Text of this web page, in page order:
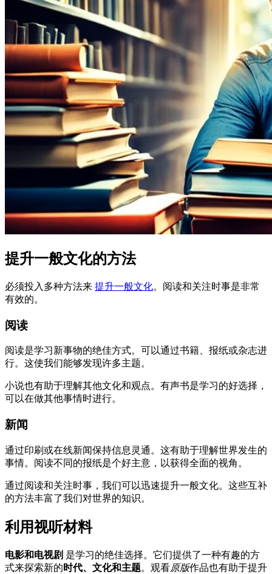
提升一般文化的方法
必须投入多种方法来 提升一般文化。阅读和关注时事是非常
有效的。
阅读
阅读是学习新事物的绝佳方式。可以通过书籍、报纸或杂志进
行。这使我们能够发现许多主题。
小说也有助于理解其他文化和观点。有声书是学习的好选择，
可以在做其他事情时进行。
新闻
通过印刷或在线新闻保持信息灵通。这有助于理解世界发生的
事情。阅读不同的报纸是个好主意，以获得全面的视角。
通过阅读和关注时事，我们可以迅速提升一般文化。这些互补
的方法丰富了我们对世界的知识。
利用视听材料
电影和电视剧 是学习的绝佳选择。它们提供了一种有趣的方
式来探索新的 时代、文化和主题。观看原版作品也有助于提升